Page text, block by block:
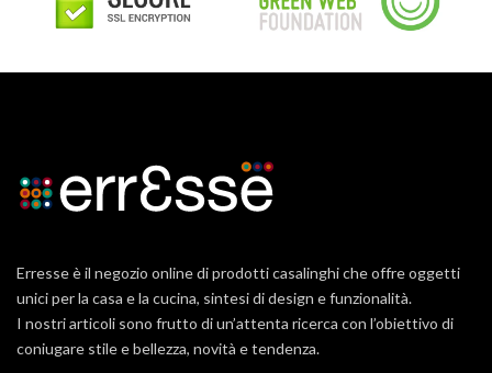
Erresse è il negozio online di prodotti casalinghi che offre oggetti
unici per la casa e la cucina, sintesi di design e funzionalità.
I nostri articoli sono frutto di un’attenta ricerca con l’obiettivo di
coniugare stile e bellezza, novità e tendenza.